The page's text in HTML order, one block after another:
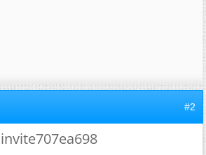
#2
invite707ea698